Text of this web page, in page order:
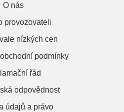
O nás
provozovateli
nízkých cen
podmínky
řád
odpovědnost
údajů a právo